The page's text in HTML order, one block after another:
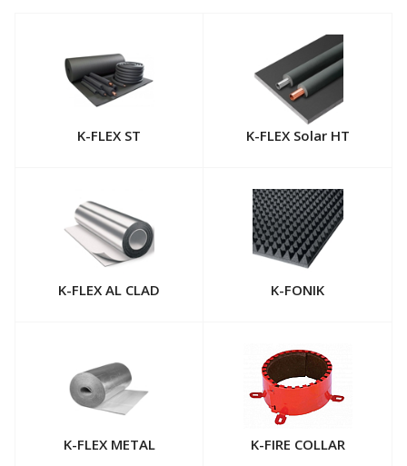
K-FLEX ST K-FLEX Solar HT
K-FLEX AL CLAD K-FONIK
K-FLEX METAL K-FIRE COLLAR